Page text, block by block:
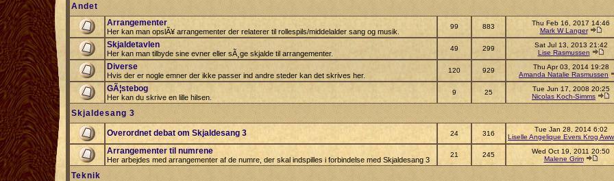
Andet
Arrangementer
Her kan man opslÃ¥ arrangementer der relaterer til rollespils/middelalder sang og musik.
99 883
Thu Feb 16, 2017 14:46
Mark W Langer
Skjaldetavlen
Her kan man tilbyde sine evner eller sÃ¸ge skjalde til arrangementer.
49 299
Sat Jul 13, 2013 21:42
Lise Rasmussen
Diverse
Hvis der er nogle emner der ikke passer ind andre steder kan det skrives her.
120 929
Thu Apr 03, 2014 19:28
Amanda Natalie Rasmussen
GÃ¦stebog
Her kan du skrive en lille hilsen.
9 25
Tue Jun 17, 2008 20:25
Nicolas Koch-Simms
Skjaldesang 3
Overordnet debat om Skjaldesang 3 24 316
Tue Jan 28, 2014 6:02
Liselle Angelique Evers Krog
Arrangementer til numrene
Her arbejdes med arrangementer af de numre, der skal indspilles i forbindelse med Skjaldesang 3
21 245
Wed Oct 19, 2011 20:50
Malene Grim
Teknik